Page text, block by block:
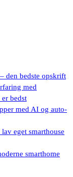
den bedste opskrift
med AI og auto-
smarthome